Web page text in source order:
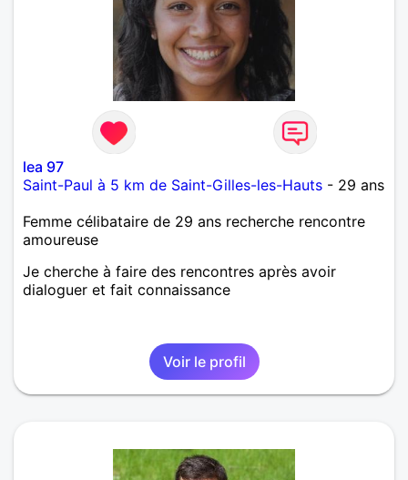
lea 97
Saint-Paul à 5 km de Saint-Gilles-les-Hauts - 29 ans
Femme célibataire de 29 ans recherche rencontre
amoureuse
Je cherche à faire des rencontres après avoir
dialoguer et fait connaissance
Voir le profil